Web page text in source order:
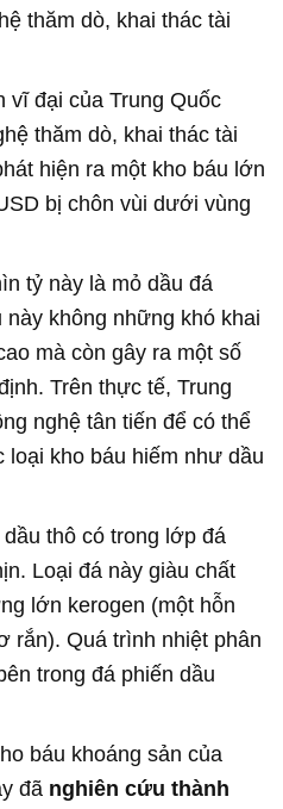
thăm dò, khai thác tài
vĩ đại của Trung Quốc
thăm dò, khai thác tài
hiện ra một kho báu lớn
bị chôn vùi dưới vùng
tỷ này là mỏ dầu đá
không những khó khai
mà còn gây ra một số
Trên thực tế, Trung
nghệ tân tiến để có thể
loại kho báu hiếm như dầu
thô có trong lớp đá
Loại đá này giàu chất
lớn kerogen (một hỗn
rắn). Quá trình nhiệt phân
trong đá phiến dầu
báu khoáng sản của
đã nghiên cứu thành